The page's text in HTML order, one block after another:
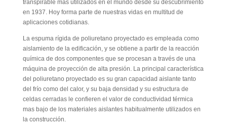
transpirable mas utilizados en el mundo desde su descubrimiento
en 1937. Hoy forma parte de nuestras vidas en multitud de
aplicaciones cotidianas.
La espuma rígida de poliuretano proyectado es empleada como
aislamiento de la edificación, y se obtiene a partir de la reacción
química de dos componentes que se procesan a través de una
máquina de proyección de alta presión. La principal característica
del poliuretano proyectado es su gran capacidad aislante tanto
del frío como del calor, y su baja densidad y su estructura de
celdas cerradas le confieren el valor de conductividad térmica
mas bajo de los materiales aislantes habitualmente utilizados en
la construcción.